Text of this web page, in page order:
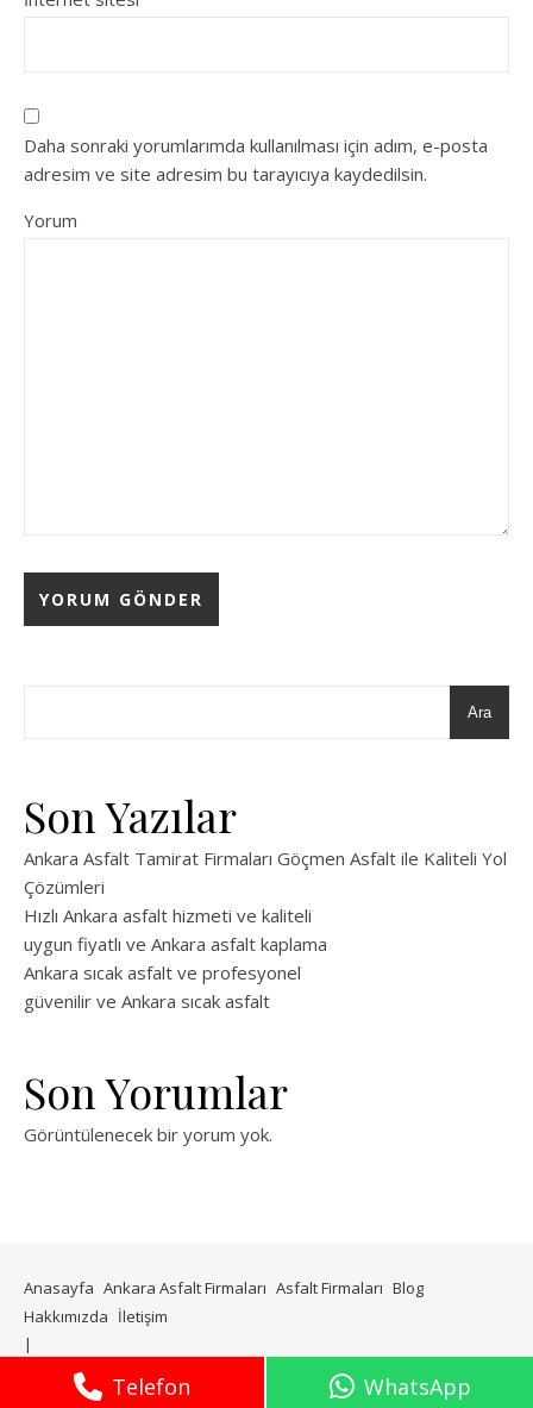
Daha sonraki yorumlarımda kullanılması için adım, e-posta
adresim ve site adresim bu tarayıcıya kaydedilsin.
Yorum
Ara
Son Yazılar
Ankara Asfalt Tamirat Firmaları Göçmen Asfalt ile Kaliteli Yol
Çözümleri
Hızlı Ankara asfalt hizmeti ve kaliteli
uygun fiyatlı ve Ankara asfalt kaplama
Ankara sıcak asfalt ve profesyonel
güvenilir ve Ankara sıcak asfalt
Son Yorumlar
Görüntülenecek bir yorum yok.
Anasayfa Ankara Asfalt Firmaları Asfalt Firmaları Blog
Hakkımızda İletişim
tarafından Ashe teması.
Telefon WhatsApp